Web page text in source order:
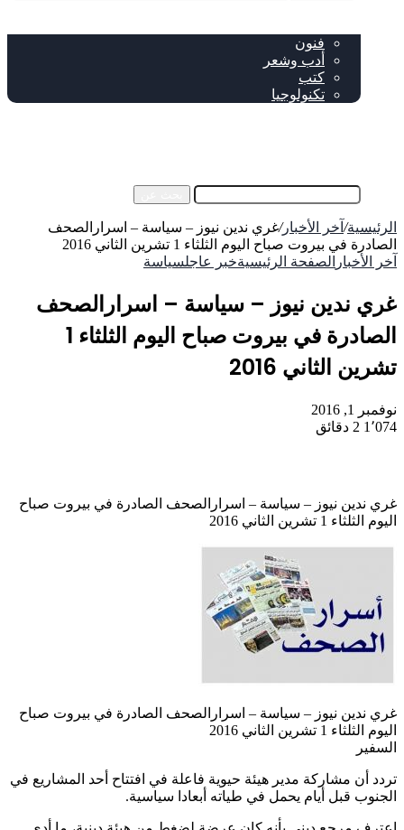
فنون
أدب وشعر
كتب
تكنولوجيا
/آخر الأخبار/غري ندين نيوز – سياسة – اسرارالصحف
في بيروت صباح اليوم الثلثاء 1 تشرين الثاني 2016
الأخبارالصفحة الرئيسيةخبر عاجلسياسة
ندين نيوز – سياسة – اسرارالصحف
الصادرة في بيروت صباح اليوم الثلثاء 1
الثاني 2016
1, 2016
2 دقائق
ندين نيوز – سياسة – اسرارالصحف الصادرة في بيروت صباح
الثلثاء 1 تشرين الثاني 2016
ندين نيوز – سياسة – اسرارالصحف الصادرة في بيروت صباح
الثلثاء 1 تشرين الثاني 2016
أن مشاركة مدير هيئة حيوية فاعلة في افتتاح أحد المشاريع في
قبل أيام يحمل في طياته أبعادا سياسية.